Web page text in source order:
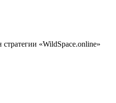
«WildSpace.online»